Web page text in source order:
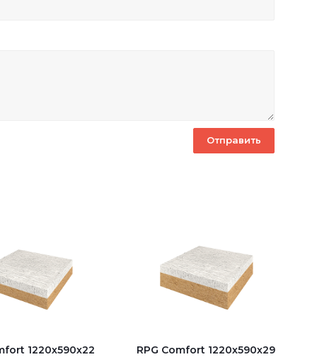
1220х590х22
RPG Comfort 1220х590х29